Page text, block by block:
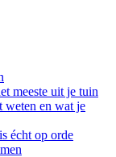
meeste uit je tuin
weten en wat je
écht op orde